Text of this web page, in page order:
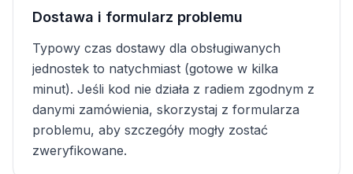
Dostawa i formularz problemu
Typowy czas dostawy dla obsługiwanych
jednostek to natychmiast (gotowe w kilka
minut). Jeśli kod nie działa z radiem zgodnym z
danymi zamówienia, skorzystaj z formularza
problemu, aby szczegóły mogły zostać
zweryfikowane.